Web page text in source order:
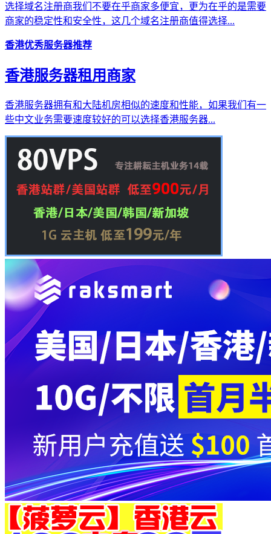
选择域名注册商我们不要在乎商家多便宜，更为在乎的是需要
商家的稳定性和安全性，这几个域名注册商值得选择...
香港优秀服务器推荐
香港服务器租用商家
香港服务器拥有和大陆机房相似的速度和性能，如果我们有一
些中文业务需要速度较好的可以选择香港服务器...